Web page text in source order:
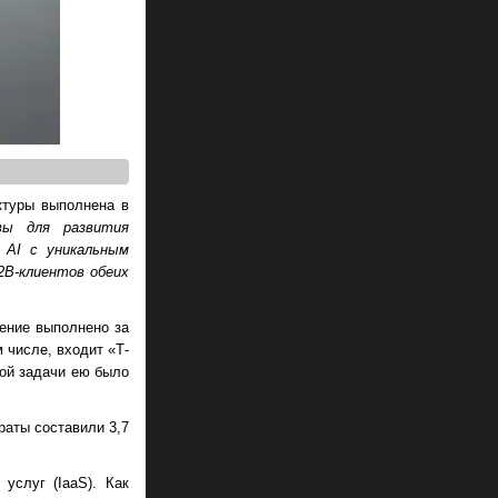
выполнена в
для развития
AI с уникальным
клиентов обеих
выполнено за
числе, входит «Т-
задачи ею было
составили 3,7
(IaaS). Как